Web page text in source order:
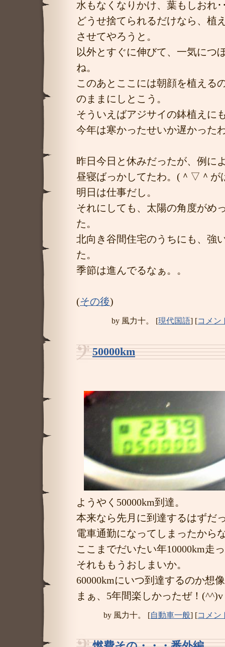
水もなくなりかけ、葉もしおれ･
どうせ捨てられるだけなら、植
させてやろうと。
以外とすぐに伸びて、一気につ
ね。
このあとここには朝顔を植える
のままにしとこう。
そういえばアジサイの鉢植えに
今年は寒かったせいか遅かった
昨日今日と休みだったが、例に
昼寝ばっかしてたわ。(＾▽＾が
明日は仕事だし。
それにしても、太陽の角度がめ
た。
北向き谷間住宅のうちにも、強
た。
季節は進んでるなぁ。。
(その後)
by 風力十。 [現代国語] [コメン
50000km―
ようやく50000km到達。
本来なら先月に到達するはずだ
電車通勤になってしまったから
ここまでだいたい年10000km走
それももうおしまいか。
60000kmにいつ到達するのか想
まぁ、5年間楽しかったぜ！(^^)v
by 風力十。 [自動車一般] [コメン